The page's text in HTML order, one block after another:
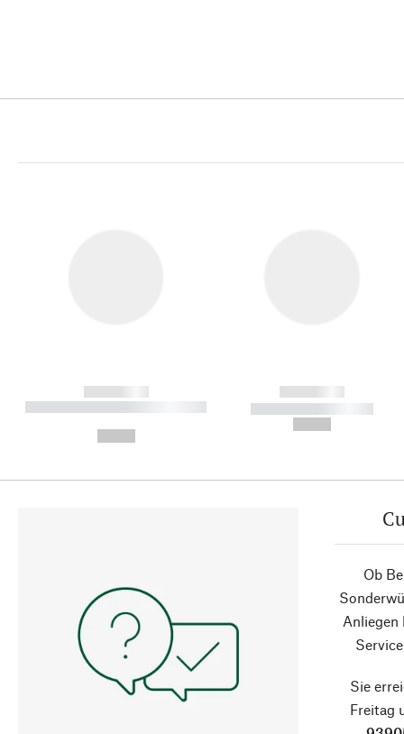
------------
----------- ----------- ----------
------------
----------- -----------
Ob
Anliegen
Sie
Freitag